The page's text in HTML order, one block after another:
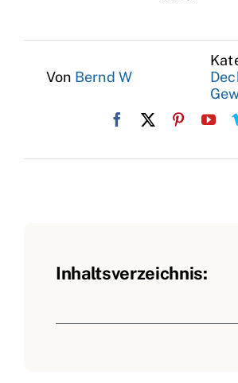
Von Bernd W
Inhaltsverzeichnis: